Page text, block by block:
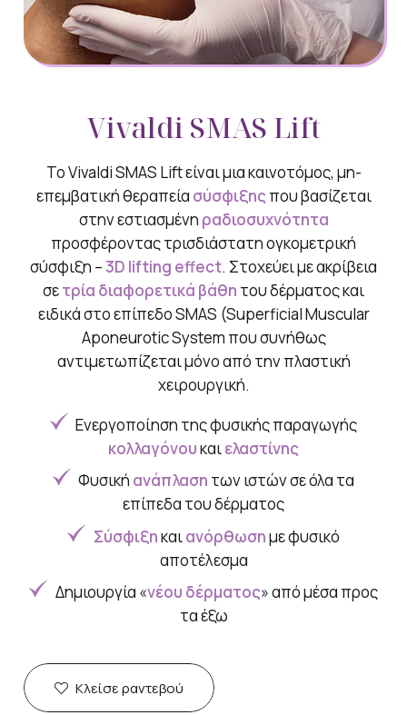
Vivaldi SMAS Lift
Το Vivaldi SMAS Lift είναι μια καινοτόμος, μη-
επεμβατική θεραπεία σύσφιξης που βασίζεται
στην εστιασμένη ραδιοσυχνότητα
προσφέροντας τρισδιάστατη ογκομετρική
σύσφιξη –3D lifting effect. Στοχεύει με ακρίβεια
σετρία διαφορετικά βάθη του δέρματος και
ειδικά στο επίπεδο SMAS (Superficial Muscular
Aponeurotic System που συνήθως
αντιμετωπίζεται μόνο από την πλαστική
χειρουργική.
Ενεργοποίηση της φυσικής παραγωγής
κολλαγόνουκαιελαστίνης
Φυσική ανάπλαση των ιστών σε όλα τα
επίπεδα του δέρματος
Σύσφιξηκαιανόρθωσημε φυσικό
αποτέλεσμα
Δημιουργία «νέου δέρματος» από μέσα προς
τα έξω
Κλείσε ραντεβού